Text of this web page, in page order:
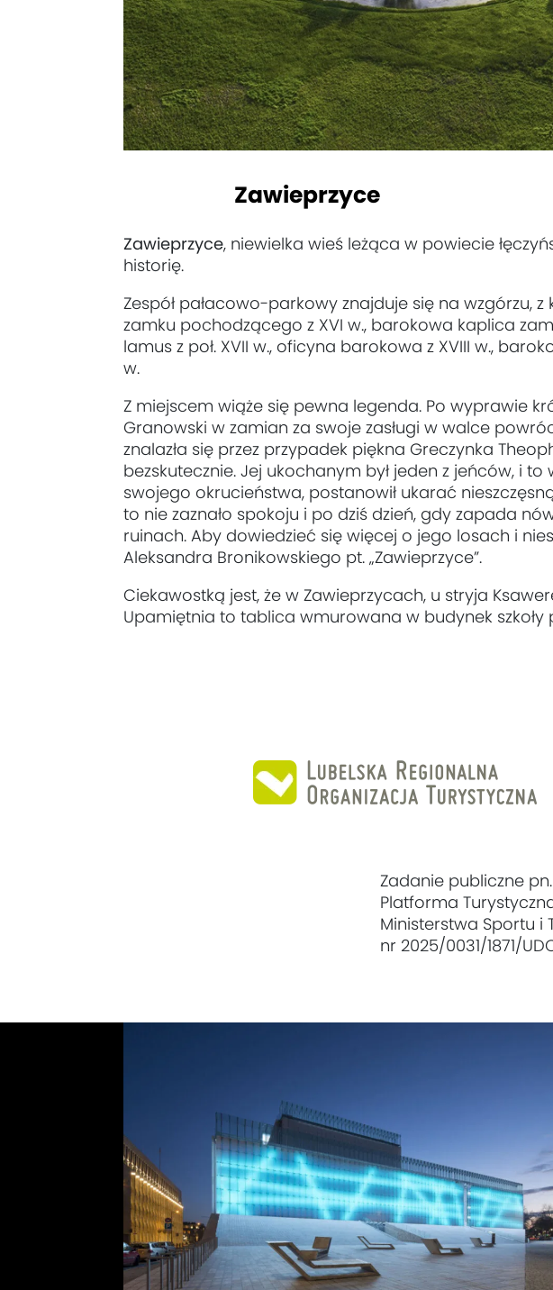
Zawieprzyce
Zawieprzyce, niewielka wieś leżąca w powiecie
historię.
Zespół pałacowo-parkowy znajduje się na wzgórzu,
zamku pochodzącego z XVI w., barokowa kaplica
lamus z poł. XVII w., oficyna barokowa z XVIII w.,
w.
Z miejscem wiąże się pewna legenda. Po wyprawie
Granowski w zamian za swoje zasługi w walce
znalazła się przez przypadek piękna Greczynka
bezskutecznie. Jej ukochanym był jeden z jeńców, i
swojego okrucieństwa, postanowił ukarać
to nie zaznało spokoju i po dziś dzień, gdy zapada
ruinach. Aby dowiedzieć się więcej o jego losach i
Aleksandra Bronikowskiego pt. „Zawieprzyce”.
Ciekawostką jest, że w Zawieprzycach, u stryja
Upamiętnia to tablica wmurowana w budynek
Zadanie publiczne
Platforma
Ministerstwa Sportu i
nr 2025/0031/1871/